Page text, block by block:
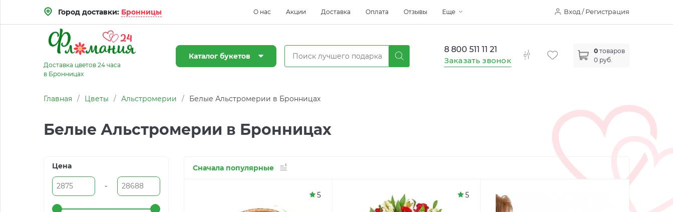
Вход / Регистрация
Город доставки: Бронницы О нас Акции Доставка Оплата Отзывы Еще
0 товаров
0 руб.
8 800 511 11 21
Заказать звонок
Доставка цветов 24 часа
в Бронницах
Каталог букетов
Главная / Цветы / Альстромерии / Белые Альстромерии в Бронницах
Белые Альстромерии в Бронницах
Цена
-
Сначала популярные
5 5